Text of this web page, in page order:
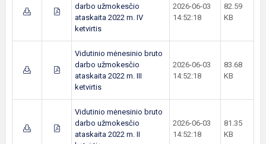
darbo užmokesčio
ataskaita 2022 m. IV
ketvirtis
2026-06-03
14:52:18
82.59
KB
Vidutinio mėnesinio bruto
darbo užmokesčio
ataskaita 2022 m. III
ketvirtis
2026-06-03
14:52:18
83.68
KB
Vidutinio mėnesinio bruto
darbo užmokesčio
ataskaita 2022 m. II
2026-06-03
14:52:18
81.35
KB